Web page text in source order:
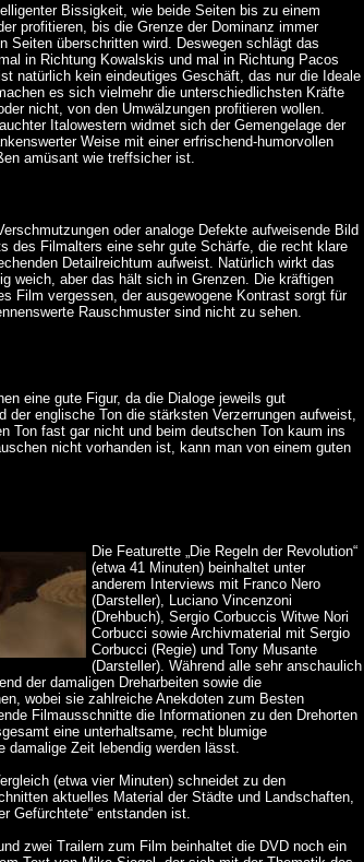
Bissigkeit, wie beide Seiten bis zu einem
profitieren, bis die Grenze der Dominanz immer
Seiten überschritten wird. Deswegen schlägt das
in Richtung Kowalskis und mal in Richtung Pacos
natürlich kein eindeutiges Geschäft, das nur die Ideale
es sich vielmehr die unterschiedlichsten Kräfte
nicht, von den Umwälzungen profitieren wollen.
Italowestern widmet sich der Gemengelage der
Weise mit einer erfrischend-humorvollen
amüsant wie treffsicher ist.
oder analoge Defekte aufweisende Bild
des Filmalters eine sehr gute Schärfe, die recht klare
Detailreichtum aufweist. Natürlich wirkt das
weich, aber das hält sich in Grenzen. Die kräftigen
Film vergessen, der ausgewogene Kontrast sorgt für
Rauschmuster sind nicht zu sehen.
eine gute Figur, da die Dialoge jeweils gut
der englische Ton die stärksten Verzerrungen aufweist,
Ton fast gar nicht und beim deutschen Ton kaum ins
nicht vorhanden ist, kann man von einem guten
Die Featurette „Die Regeln der Revolution“
(etwa 41 Minuten) beinhaltet unter
anderem Interviews mit Franco Nero
(Darsteller), Luciano Vincenzoni
(Drehbuch), Sergio Corbuccis Witwe Nori
Corbucci sowie Archivmaterial mit Sergio
Corbucci (Regie) und Tony Musante
(Darsteller). Während alle sehr anschaulich
der damaligen Dreharbeiten sowie die
wobei sie zahlreiche Anekdoten zum Besten
Filmausschnitte die Informationen zu den Drehorten
eine unterhaltsame, recht blumige
damalige Zeit lebendig werden lässt.
(etwa vier Minuten) schneidet zu den
aktuelles Material der Städte und Landschaften,
Gefürchtete“ entstanden ist.
zwei Trailern zum Film beinhaltet die DVD noch ein